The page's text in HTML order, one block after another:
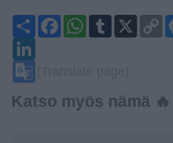
ShareFacebook
WhatsApp
Tumblr
Katso myös nämä 🔥